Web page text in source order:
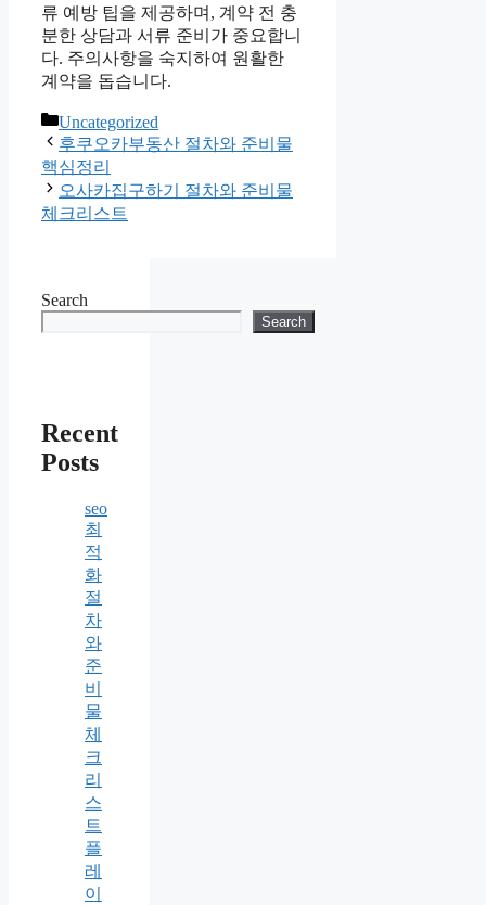
류 예방 팁을 제공하며, 계약 전 충
분한 상담과 서류 준비가 중요합니
다. 주의사항을 숙지하여 원활한
계약을 돕습니다.
Categories
Uncategorized
후쿠오카부동산 절차와 준비물
핵심정리
오사카집구하기 절차와 준비물
체크리스트
Search
Search
Recent
Posts
seo
최
적
화
절
차
와
준
비
물
체
크
리
스
트
플
레
이